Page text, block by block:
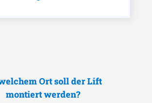
Ort soll der Lift
montiert werden?